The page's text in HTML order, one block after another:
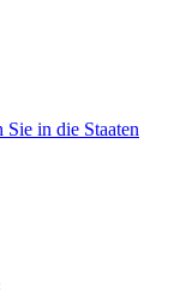
in die Staaten